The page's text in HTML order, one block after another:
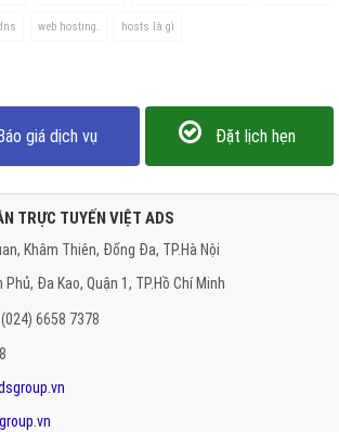
web hosting. hosts là gì
Báo giá dịch vụ Đặt lịch hẹn
TRỰC TUYẾN VIỆT ADS
Khâm Thiên, Đống Đa, TP.Hà Nội
Đa Kao, Quận 1, TP.Hồ Chí Minh
6658 7378